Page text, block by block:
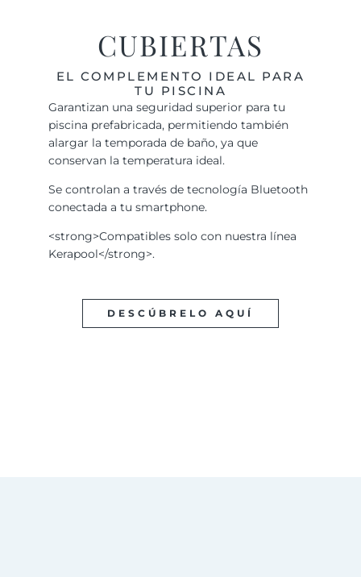
CUBIERTAS
EL COMPLEMENTO IDEAL PARA
TU PISCINA
Garantizan una seguridad superior para tu
piscina prefabricada, permitiendo también
alargar la temporada de baño, ya que
conservan la temperatura ideal.
Se controlan a través de tecnología Bluetooth
conectada a tu smartphone.
<strong>Compatibles solo con nuestra línea
Kerapool</strong>.
DESCÚBRELO AQUÍ